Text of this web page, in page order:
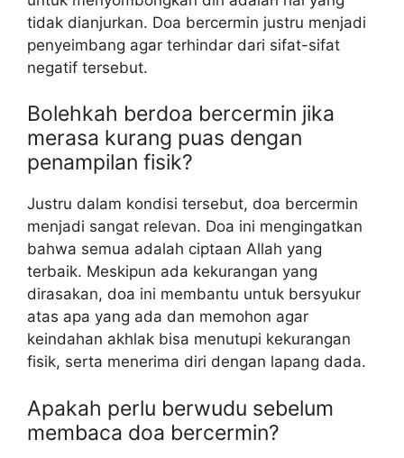
tidak dianjurkan. Doa bercermin justru menjadi
penyeimbang agar terhindar dari sifat-sifat
negatif tersebut.
Bolehkah berdoa bercermin jika
merasa kurang puas dengan
penampilan fisik?
Justru dalam kondisi tersebut, doa bercermin
menjadi sangat relevan. Doa ini mengingatkan
bahwa semua adalah ciptaan Allah yang
terbaik. Meskipun ada kekurangan yang
dirasakan, doa ini membantu untuk bersyukur
atas apa yang ada dan memohon agar
keindahan akhlak bisa menutupi kekurangan
fisik, serta menerima diri dengan lapang dada.
Apakah perlu berwudu sebelum
membaca doa bercermin?